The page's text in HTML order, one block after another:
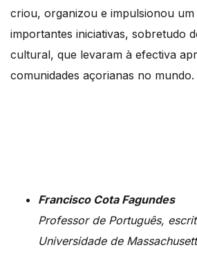
criou, organizou e impulsionou um
importantes iniciativas, sobretudo
cultural, que levaram à efectiva
comunidades açorianas no mundo.
Francisco Cota Fagundes
Professor de Português,
Universidade de